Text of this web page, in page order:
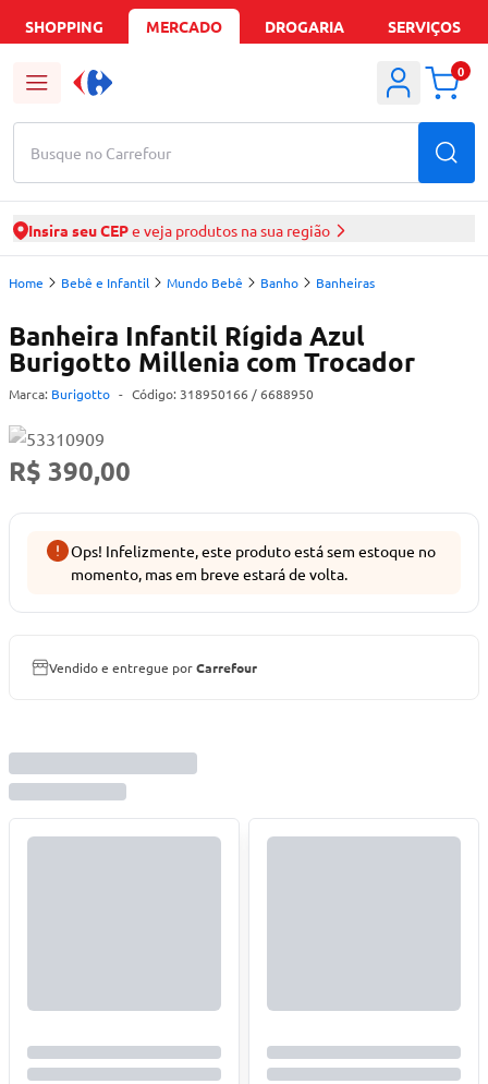
SHOPPING MERCADO DROGARIA SERVIÇOS
Busque no Carrefour
0
Insira seu CEPe veja produtos na sua região
Home Bebê e Infantil Mundo Bebê Banho Banheiras
Banheira Infantil Rígida Azul
Burigotto Millenia com Trocador
Marca: Burigotto - Código: 318950166 / 6688950
R$ 390,00
Ops! Infelizmente, este produto está sem estoque no
momento, mas em breve estará de volta.
Vendido e entregue porCarrefour